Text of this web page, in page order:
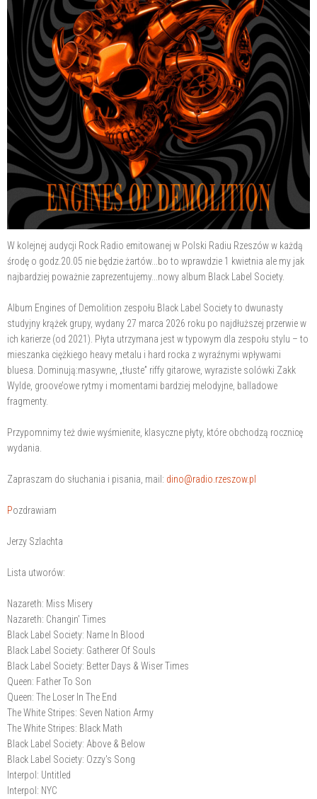
W kolejnej audycji Rock Radio emitowanej w Polski Radiu Rzeszów w każdą
środę o godz.20.05 nie będzie żartów...bo to wprawdzie 1 kwietnia ale my jak
najbardziej poważnie zaprezentujemy...nowy album Black Label Society.
Album Engines of Demolition zespołu Black Label Society to dwunasty
studyjny krążek grupy, wydany 27 marca 2026 roku po najdłuższej przerwie w
ich karierze (od 2021). Płyta utrzymana jest w typowym dla zespołu stylu – to
mieszanka ciężkiego heavy metalu i hard rocka z wyraźnymi wpływami
bluesa. Dominują:masywne, „tłuste” riffy gitarowe, wyraziste solówki Zakk
Wylde, groove’owe rytmy i momentami bardziej melodyjne, balladowe
fragmenty.
Przypomnimy też dwie wyśmienite, klasyczne płyty, które obchodzą rocznicę
wydania.
Zapraszam do słuchania i pisania, mail: dino@radio.rzeszow.pl
Pozdrawiam
Jerzy Szlachta
Lista utworów:
Nazareth: Miss Misery
Nazareth: Changin' Times
Black Label Society: Name In Blood
Black Label Society: Gatherer Of Souls
Black Label Society: Better Days & Wiser Times
Queen: Father To Son
Queen: The Loser In The End
The White Stripes: Seven Nation Army
The White Stripes: Black Math
Black Label Society: Above & Below
Black Label Society: Ozzy's Song
Interpol: Untitled
Interpol: NYC